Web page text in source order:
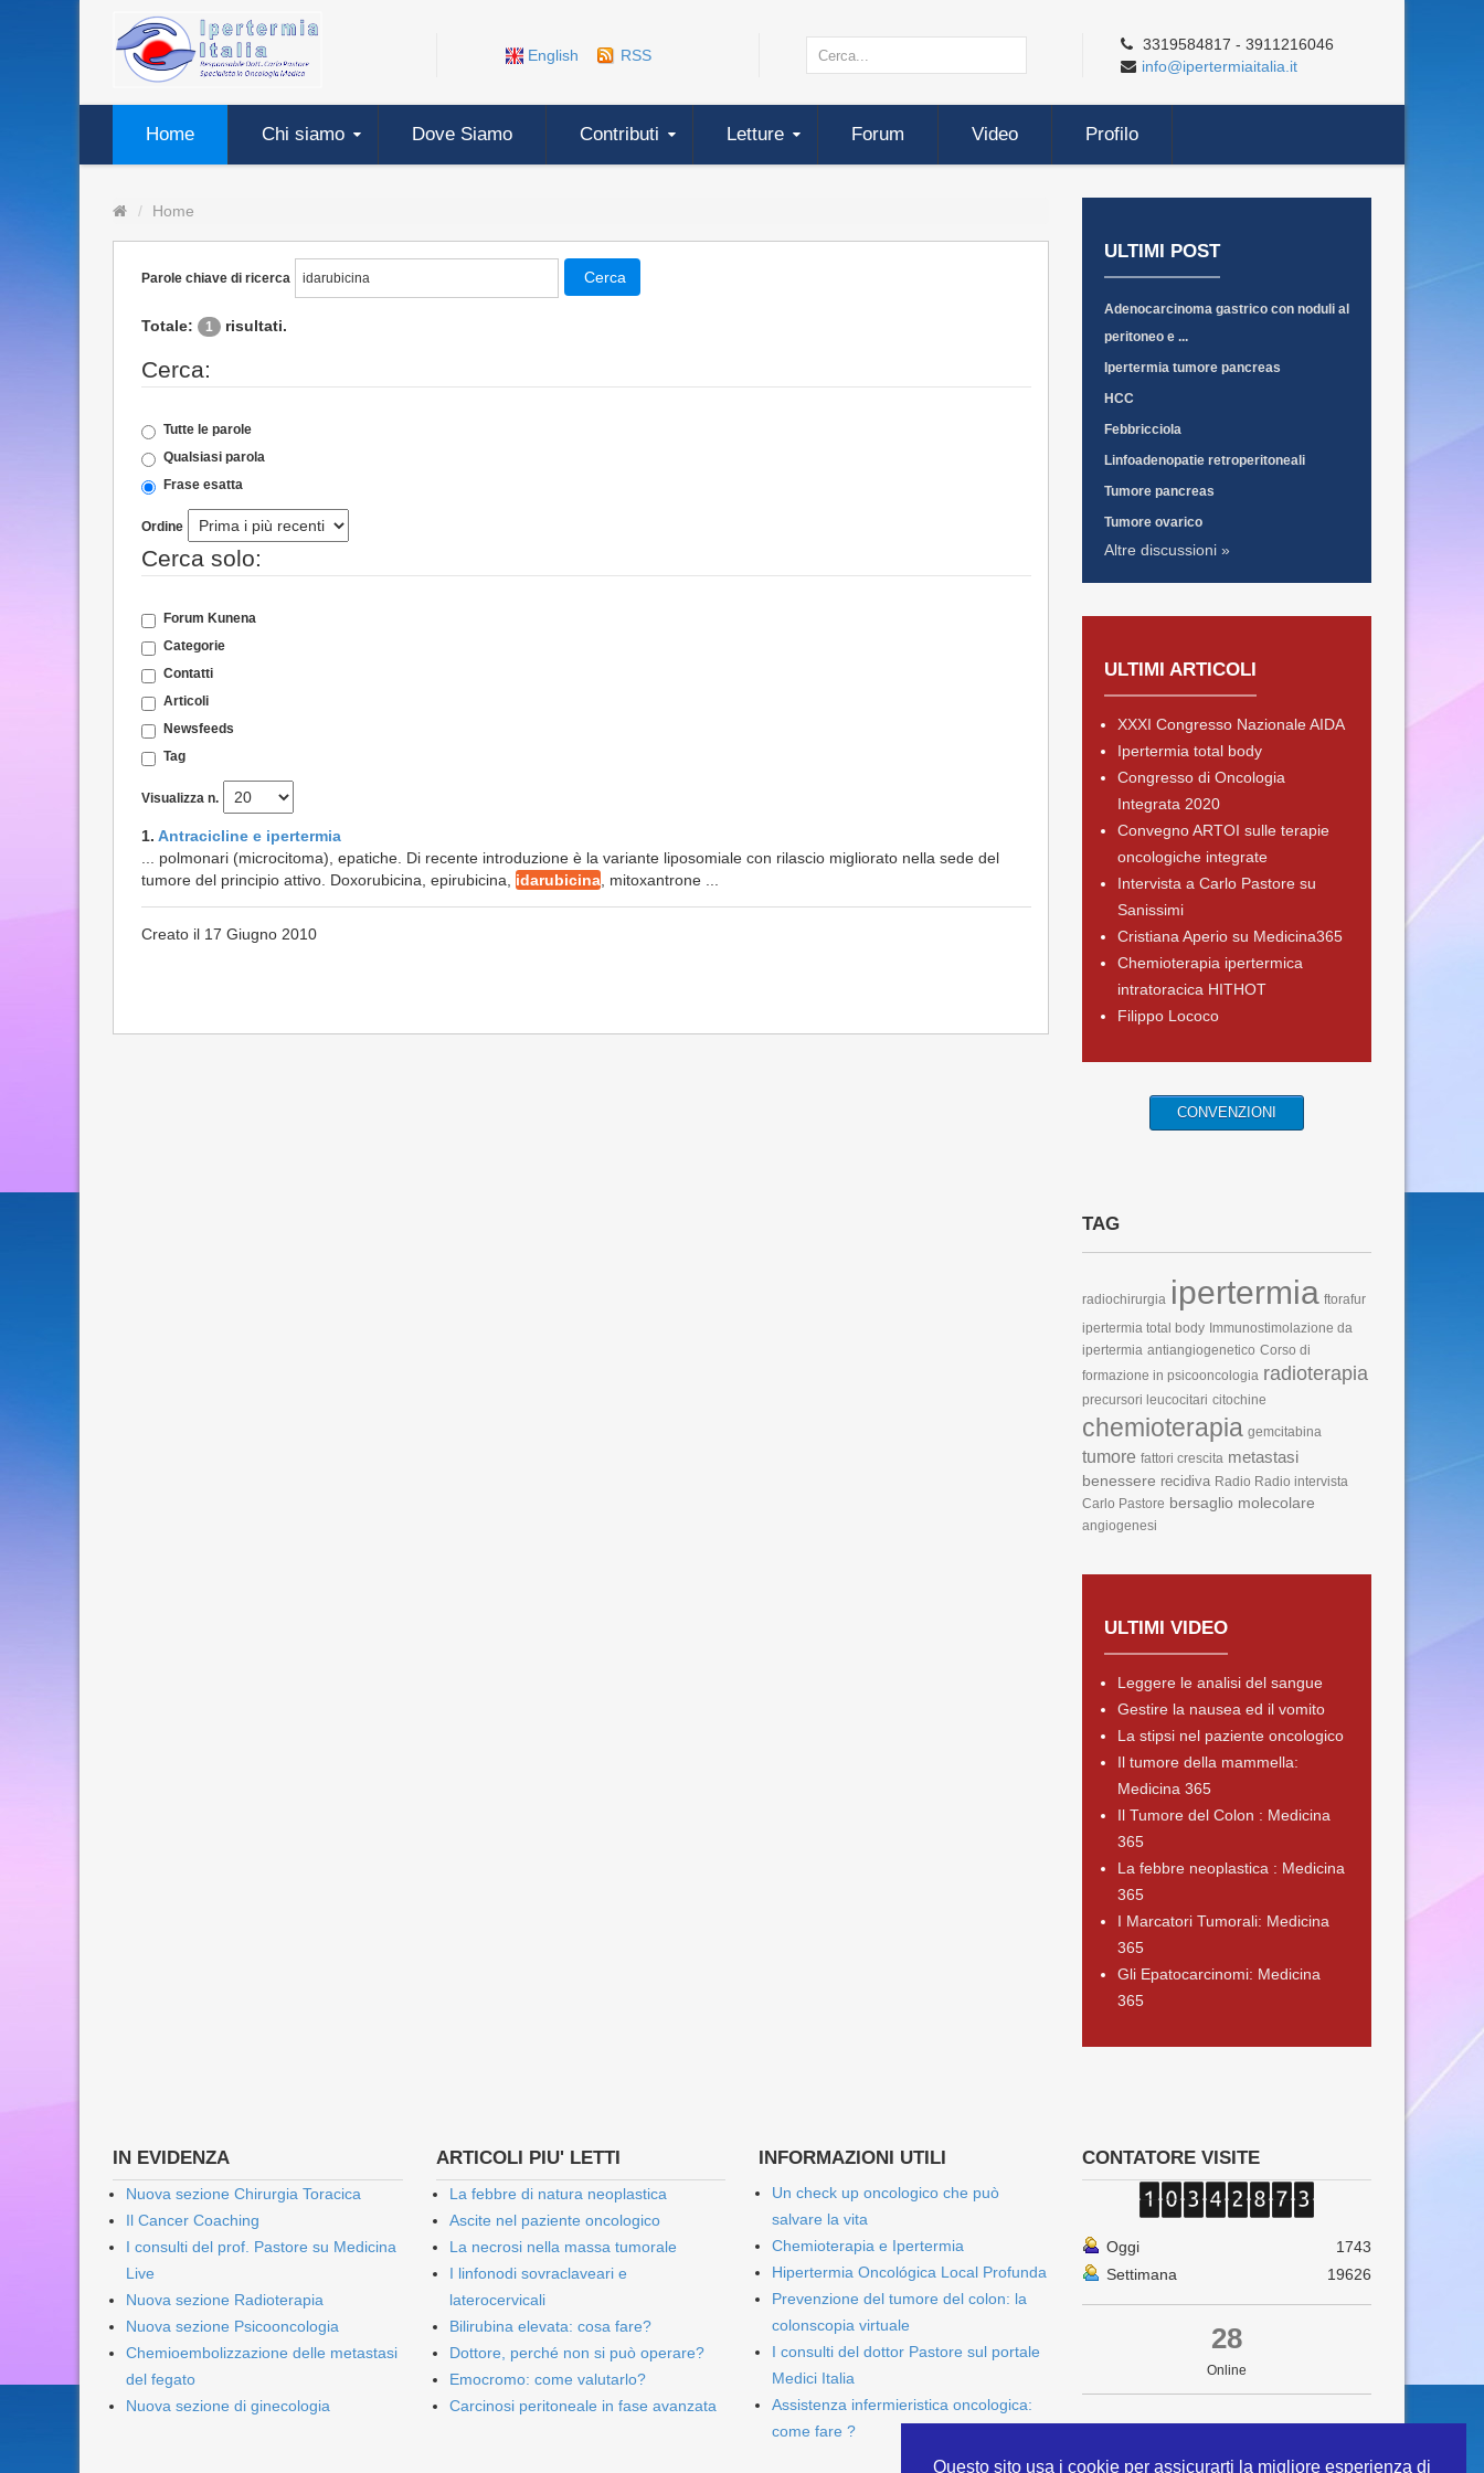
Questo sito usa i cookie per assicurarti la migliore esperienza di
English RSS
3319584817 - 3911216046
info@ipertermiaitalia.it
Home Chi siamo Dove Siamo Contributi Letture Forum Video Profilo
Home
Parole chiave di ricerca Cerca
Totale: 1 risultati.
Cerca:
Tutte le parole
Qualsiasi parola
Frase esatta
Ordine
Cerca solo:
Forum Kunena
Categorie
Contatti
Articoli
Newsfeeds
Tag
Visualizza n.
1. Antracicline e ipertermia
... polmonari (microcitoma), epatiche. Di recente introduzione è la variante liposomiale con rilascio migliorato nella sede del
tumore del principio attivo. Doxorubicina, epirubicina, idarubicina , mitoxantrone ...
Creato il 17 Giugno 2010
ULTIMI POST
Adenocarcinoma gastrico con noduli al
peritoneo e ...
Ipertermia tumore pancreas
HCC
Febbricciola
Linfoadenopatie retroperitoneali
Tumore pancreas
Tumore ovarico
Altre discussioni »
ULTIMI ARTICOLI
XXXI Congresso Nazionale AIDA
Ipertermia total body
Congresso di Oncologia
Integrata 2020
Convegno ARTOI sulle terapie
oncologiche integrate
Intervista a Carlo Pastore su
Sanissimi
Cristiana Aperio su Medicina365
Chemioterapia ipertermica
intratoracica HITHOT
Filippo Lococo
CONVENZIONI
TAG
radiochirurgia ipertermia ftorafur
ipertermia total body Immunostimolazione da
ipertermia antiangiogenetico Corso di
formazione in psicooncologia radioterapia
precursori leucocitari citochine
chemioterapia gemcitabina
tumore fattori crescita metastasi
benessere recidiva Radio Radio intervista
Carlo Pastore bersaglio molecolare
angiogenesi
ULTIMI VIDEO
Leggere le analisi del sangue
Gestire la nausea ed il vomito
La stipsi nel paziente oncologico
Il tumore della mammella:
Medicina 365
Il Tumore del Colon : Medicina
365
La febbre neoplastica : Medicina
365
I Marcatori Tumorali: Medicina
365
Gli Epatocarcinomi: Medicina
365
IN EVIDENZA
Nuova sezione Chirurgia Toracica
Il Cancer Coaching
I consulti del prof. Pastore su Medicina
Live
Nuova sezione Radioterapia
Nuova sezione Psicooncologia
Chemioembolizzazione delle metastasi
del fegato
Nuova sezione di ginecologia
ARTICOLI PIU' LETTI
La febbre di natura neoplastica
Ascite nel paziente oncologico
La necrosi nella massa tumorale
I linfonodi sovraclaveari e
laterocervicali
Bilirubina elevata: cosa fare?
Dottore, perché non si può operare?
Emocromo: come valutarlo?
Carcinosi peritoneale in fase avanzata
INFORMAZIONI UTILI
Un check up oncologico che può
salvare la vita
Chemioterapia e Ipertermia
Hipertermia Oncológica Local Profunda
Prevenzione del tumore del colon: la
colonscopia virtuale
I consulti del dottor Pastore sul portale
Medici Italia
Assistenza infermieristica oncologica:
come fare ?
CONTATORE VISITE
Oggi
1743
Settimana
19626
28
Online